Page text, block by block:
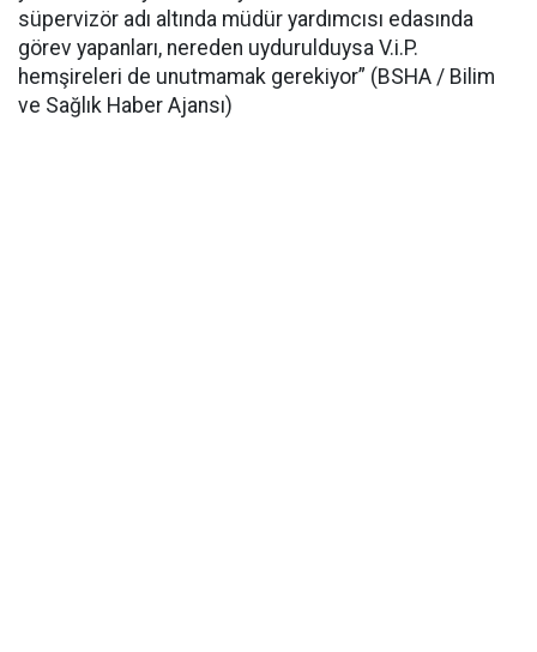
süpervizör adı altında müdür yardımcısı edasında
görev yapanları, nereden uydurulduysa V.i.P.
hemşireleri de unutmamak gerekiyor” (BSHA / Bilim
ve Sağlık Haber Ajansı)